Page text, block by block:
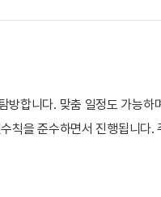
합니다. 맞춤 일정도 가능하
을 준수하면서 진행됩니다.